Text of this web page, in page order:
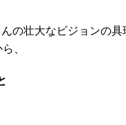
の壮大なビジョンの具
、